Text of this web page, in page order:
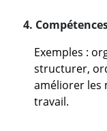
4.
Exemples :
structurer,
améliorer les
travail.